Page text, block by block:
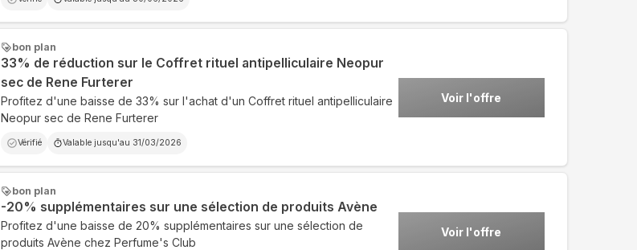
bon plan
33% de réduction sur le Coffret rituel antipelliculaire Neopur
sec de Rene Furterer
Profitez d'une baisse de 33% sur l'achat d'un Coffret rituel antipelliculaire
Neopur sec de Rene Furterer
Vérifié Valable jusqu'au 31/03/2026
Voir l'offre
bon plan
-20% supplémentaires sur une sélection de produits Avène
Profitez d'une baisse de 20% supplémentaires sur une sélection de
produits Avène chez Perfume's Club
Voir l'offre